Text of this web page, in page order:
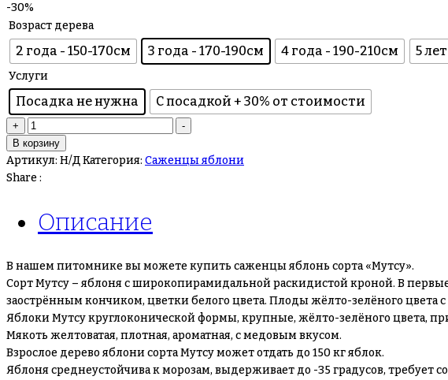
-30%
Возраст дерева
2 года - 150-170см 3 года - 170-190см 4 года - 190-210см 5
Услуги
Посадка не нужна С посадкой + 30% от стоимости
+
-
В корзину
Артикул: Н/ДКатегория: Саженцы яблони
Share :
Описание
В нашем питомнике вы можете купить саженцы яблонь сорта «Мутсу».
Сорт Мутсу – яблоня с широкопирамидальной раскидистой кроной. В
заострённым кончиком, цветки белого цвета. Плоды жёлто-зелёного
Яблоки Мутсу круглоконической формы, крупные, жёлто-зелёного цвета,
Мякоть желтоватая, плотная, ароматная, с медовым вкусом.
Взрослое дерево яблони сорта Мутсу может отдать до 150 кг яблок.
Яблоня среднеустойчива к морозам, выдерживает до -35 градусов,